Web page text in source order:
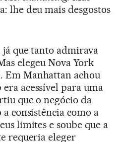
lhe deu mais desgostos
já que tanto admirava
elegeu Nova York
Em Manhattan achou
acessível para uma
que o negócio da
consistência como a
limites e soube que a
requeria eleger